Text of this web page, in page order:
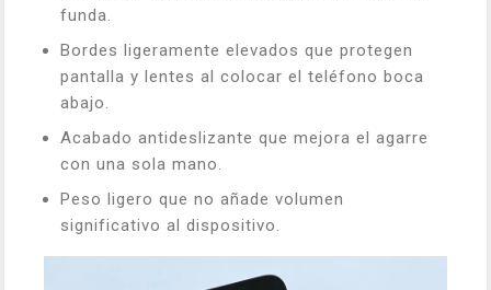
funda.
Bordes ligeramente elevados que protegen
pantalla y lentes al colocar el teléfono boca
abajo.
Acabado antideslizante que mejora el agarre
con una sola mano.
Peso ligero que no añade volumen
significativo al dispositivo.